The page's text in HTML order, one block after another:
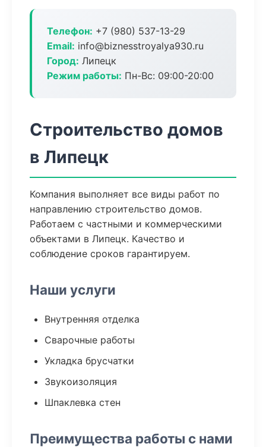
Телефон: +7 (980) 537-13-29
Email: info@biznesstroyalya930.ru
Город: Липецк
Режим работы: Пн-Вс: 09:00-20:00
Строительство домов
в Липецк
Компания выполняет все виды работ по
направлению строительство домов.
Работаем с частными и коммерческими
объектами в Липецк. Качество и
соблюдение сроков гарантируем.
Наши услуги
Внутренняя отделка
Сварочные работы
Укладка брусчатки
Звукоизоляция
Шпаклевка стен
Преимущества работы с нами